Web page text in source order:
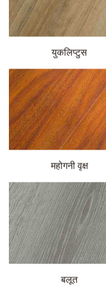
युकलिप्टुस
महोगनी वृक्ष
बलूत